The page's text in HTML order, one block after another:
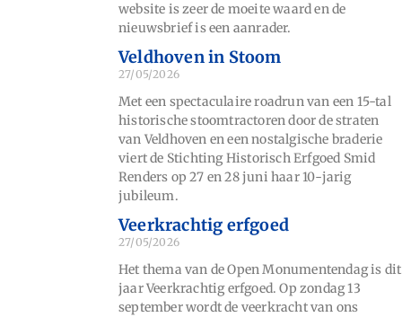
website is zeer de moeite waard en de
nieuwsbrief is een aanrader.
Veldhoven in Stoom
27/05/2026
Met een spectaculaire roadrun van een 15-tal
historische stoomtractoren door de straten
van Veldhoven en een nostalgische braderie
viert de Stichting Historisch Erfgoed Smid
Renders op 27 en 28 juni haar 10-jarig
jubileum.
Veerkrachtig erfgoed
27/05/2026
Het thema van de Open Monumentendag is dit
jaar Veerkrachtig erfgoed. Op zondag 13
september wordt de veerkracht van ons